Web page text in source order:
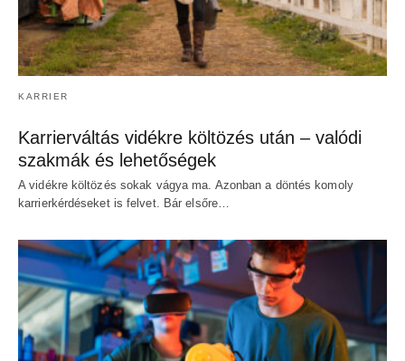
KARRIER
Karrierváltás vidékre költözés után – valódi
szakmák és lehetőségek
A vidékre költözés sokak vágya ma. Azonban a döntés komoly
karrierkérdéseket is felvet. Bár elsőre…